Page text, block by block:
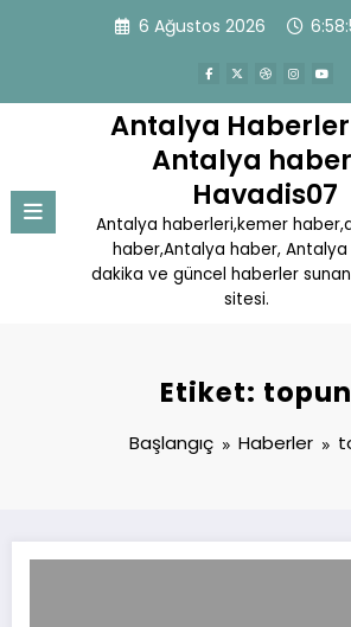
6 Ağustos 2026
Antalya
Antalya
Havadis07
Antalya haberleri,kemer
haber,Antalya haber, Antalya
dakika ve güncel haberler
sitesi.
Etiket:
Başlangıç Haberler